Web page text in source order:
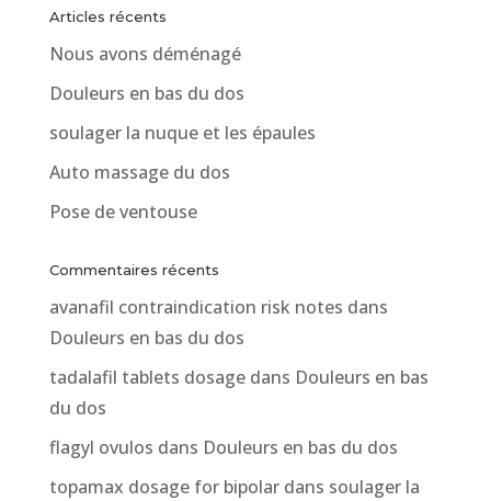
Articles récents
Nous avons déménagé
Douleurs en bas du dos
soulager la nuque et les épaules
Auto massage du dos
Pose de ventouse
Commentaires récents
avanafil contraindication risk notes dans
Douleurs en bas du dos
tadalafil tablets dosagedans Douleurs en bas
du dos
flagyl ovulos dans Douleurs en bas du dos
topamax dosage for bipolardans soulager la